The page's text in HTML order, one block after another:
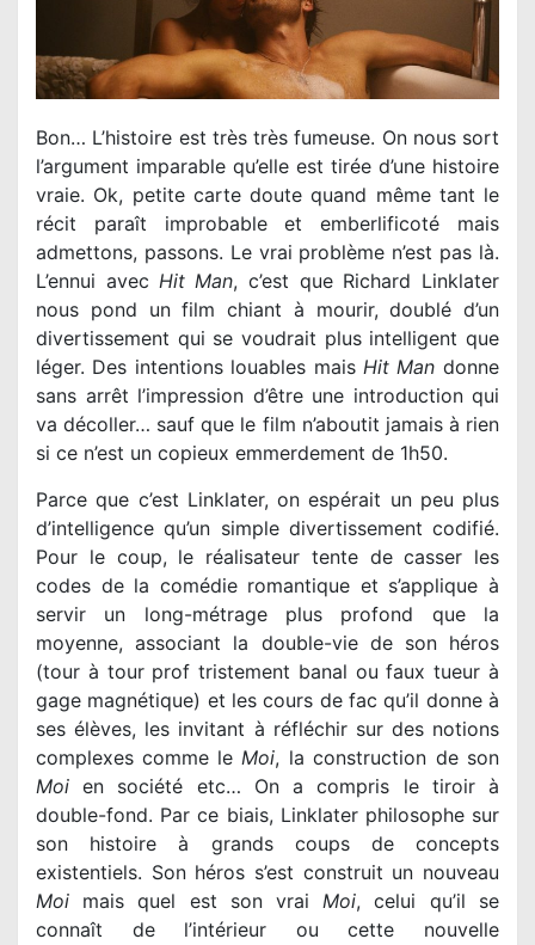
Bon… L’histoire est très très fumeuse. On nous sort
l’argument imparable qu’elle est tirée d’une histoire
vraie. Ok, petite carte doute quand même tant le
récit paraît improbable et emberlificoté mais
admettons, passons. Le vrai problème n’est pas là.
L’ennui avec Hit Man, c’est que Richard Linklater
nous pond un film chiant à mourir, doublé d’un
divertissement qui se voudrait plus intelligent que
léger. Des intentions louables mais Hit Man donne
sans arrêt l’impression d’être une introduction qui
va décoller… sauf que le film n’aboutit jamais à rien
si ce n’est un copieux emmerdement de 1h50.
Parce que c’est Linklater, on espérait un peu plus
d’intelligence qu’un simple divertissement codifié.
Pour le coup, le réalisateur tente de casser les
codes de la comédie romantique et s’applique à
servir un long-métrage plus profond que la
moyenne, associant la double-vie de son héros
(tour à tour prof tristement banal ou faux tueur à
gage magnétique) et les cours de fac qu’il donne à
ses élèves, les invitant à réfléchir sur des notions
complexes comme le Moi
Moi en société etc… On a compris le tiroir à
double-fond. Par ce biais, Linklater philosophe sur
son histoire à grands coups de concepts
Moi mais quel est son vrai Moi, celui qu’il se
connaît de l’intérieur ou cette nouvelle